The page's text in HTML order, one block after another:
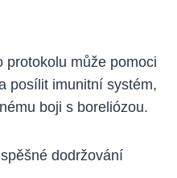
protokolu může pomoci
⁤posílit imunitní systém,‌
boji s boreliózou.